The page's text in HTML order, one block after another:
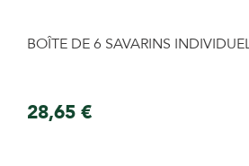
BOÎTE DE 6 SAVARINS
28,65 €